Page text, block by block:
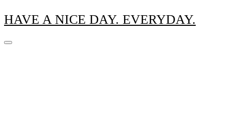
HAVE A NICE DAY. EVERYDAY.